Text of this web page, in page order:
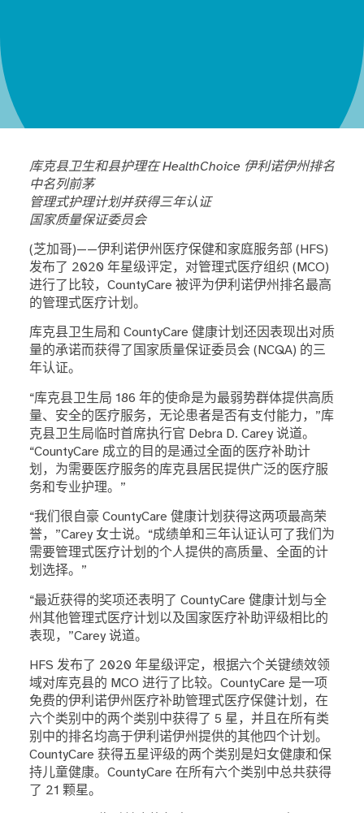
库克县卫生和县护理在 HealthChoice 伊利诺伊州排名
中名列前茅
管理式护理计划并获得三年认证
国家质量保证委员会
(芝加哥)——伊利诺伊州医疗保健和家庭服务部 (HFS)
发布了 2020 年星级评定，对管理式医疗组织 (MCO)
进行了比较，CountyCare 被评为伊利诺伊州排名最高
的管理式医疗计划。
库克县卫生局和 CountyCare 健康计划还因表现出对质
量的承诺而获得了国家质量保证委员会 (NCQA) 的三
年认证。
“库克县卫生局 186 年的使命是为最弱势群体提供高质
量、安全的医疗服务，无论患者是否有支付能力， ”库
克县卫生局临时首席执行官 Debra D. Carey 说道。
“CountyCare 成立的目的是通过全面的医疗补助计
划，为需要医疗服务的库克县居民提供广泛的医疗服
务和专业护理。”
“我们很自豪 CountyCare 健康计划获得这两项最高荣
誉，”Carey 女士说。“成绩单和三年认证认可了我们为
需要管理式医疗计划的个人提供的高质量、全面的计
划选择。”
“最近获得的奖项还表明了 CountyCare 健康计划与全
州其他管理式医疗计划以及国家医疗补助评级相比的
表现，”Carey 说道。
HFS 发布了 2020 年星级评定，根据六个关键绩效领
域对库克县的 MCO 进行了比较。CountyCare 是一项
免费的伊利诺伊州医疗补助管理式医疗保健计划，在
六个类别中的两个类别中获得了 5 星，并且在所有类
别中的排名均高于伊利诺伊州提供的其他四个计划。
CountyCare 获得五星评级的两个类别是妇女健康和保
持儿童健康。CountyCare 在所有六个类别中总共获得
了 21 颗星。